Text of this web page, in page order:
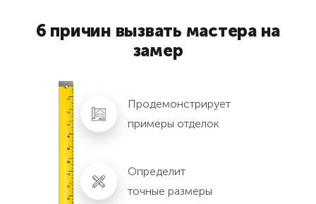
6 причин вызвать мастера на
замер
Продемонстрирует
примеры отделок
Определит
точные размеры